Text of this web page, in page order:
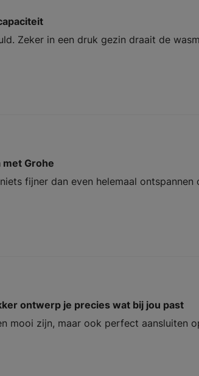
Zeker in een druk gezin draait de
met Grohe
fijner dan even helemaal ontspannen
ontwerp je precies wat bij jou past
mooi zijn, maar ook perfect aansluiten